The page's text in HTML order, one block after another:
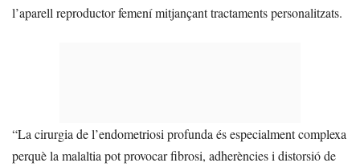
l’aparell reproductor femení mitjançant tractaments personalitzats.
“La cirurgia de l’endometriosi profunda és especialment complexa
perquè la malaltia pot provocar fibrosi, adherències i distorsió de